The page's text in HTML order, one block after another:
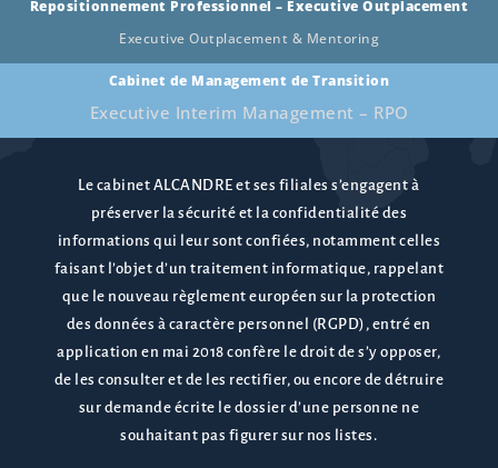
Repositionnement Professionnel – Executive Outplacement
Executive Outplacement & Mentoring
Cabinet de Management de Transition
Executive Interim Management – RPO
Le cabinet ALCANDRE et ses filiales s’engagent à
préserver la sécurité et la confidentialité des
informations qui leur sont confiées, notamment celles
faisant l’objet d’un traitement informatique, rappelant
que le nouveau règlement européen sur la protection
des données à caractère personnel (RGPD), entré en
application en mai 2018 confère le droit de s’y opposer,
de les consulter et de les rectifier, ou encore de détruire
sur demande écrite le dossier d’une personne ne
souhaitant pas figurer sur nos listes.